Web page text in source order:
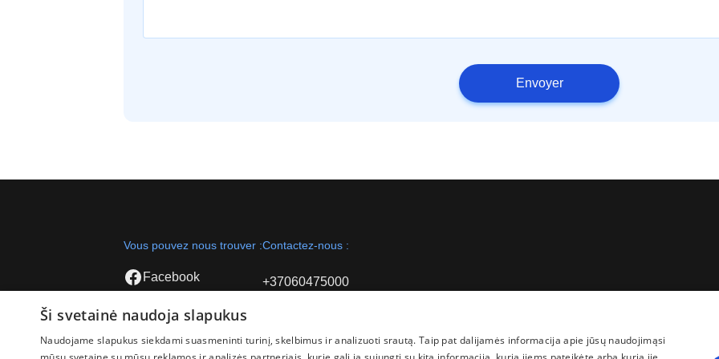
Envoyer
Vous pouvez nous trouver :
Facebook
Contactez-nous :
+37060475000
Ši svetainė naudoja slapukus
Naudojame slapukus siekdami suasmeninti turinį, skelbimus ir analizuoti srautą. Taip pat dalijamės informacija apie jūsų naudojimąsi